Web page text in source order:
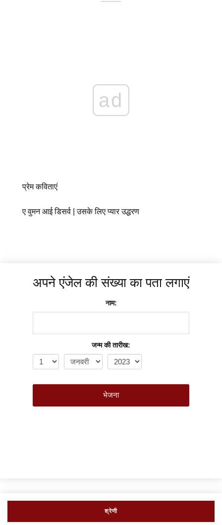
ad
प्रेम कविताएं
ए वुमन आई डिसर्व | उसके लिए प्यार उद्धरण
अपने एंजेल की संख्या का पता लगाएं
नाम:
जन्म की तारीख:
भेजना
श्रेणी